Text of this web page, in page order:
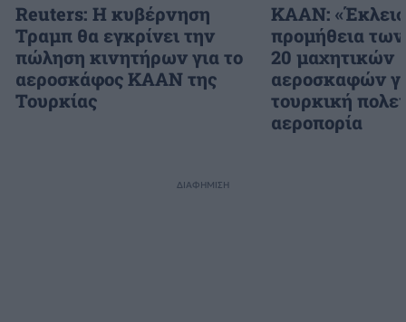
Reuters: H κυβέρνηση
Τραμπ θα εγκρίνει την
πώληση κινητήρων για το
αεροσκάφος KAAN της
Τουρκίας
KAAN:
προμήθεια
20 μαχητικών
αεροσκαφών
τουρκική
αεροπορία
ΔΙΑΦΗΜΙΣΗ